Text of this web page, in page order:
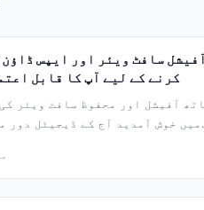
کرنے کے لیے آپ کا قابل
میں خوش آمدید آج کے ڈیجیٹل دور
16